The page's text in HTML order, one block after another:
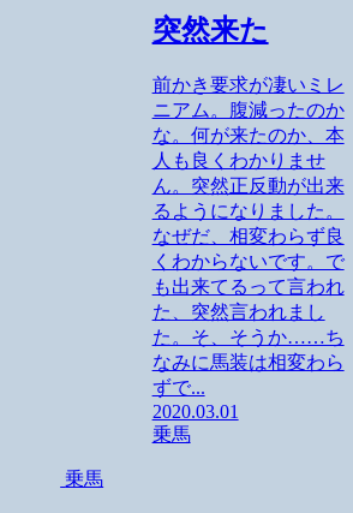
突然来た
前かき要求が凄いミレ
ニアム。腹減ったのか
な。何が来たのか、本
人も良くわかりませ
ん。突然正反動が出来
るようになりました。
なぜだ、相変わらず良
くわからないです。で
も出来てるって言われ
た、突然言われまし
た。そ、そうか……ち
なみに馬装は相変わら
ずで...
2020.03.01
乗馬
乗馬